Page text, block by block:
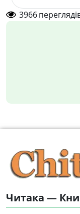
3966
Читака —